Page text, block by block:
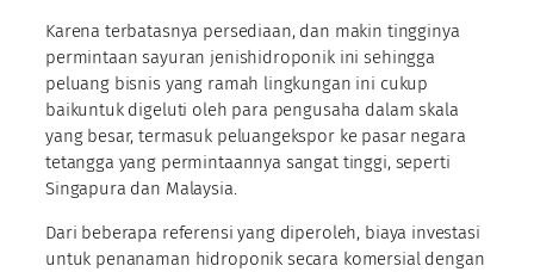
Karena terbatasnya persediaan, dan makin tingginya
permintaan sayuran jenishidroponik ini sehingga
peluang bisnis yang ramah lingkungan ini cukup
baikuntuk digeluti oleh para pengusaha dalam skala
yang besar, termasuk peluangekspor ke pasar negara
tetangga yang permintaannya sangat tinggi, seperti
Singapura dan Malaysia.
Dari beberapa referensi yang diperoleh, biaya investasi
untuk penanaman hidroponik secara komersial dengan